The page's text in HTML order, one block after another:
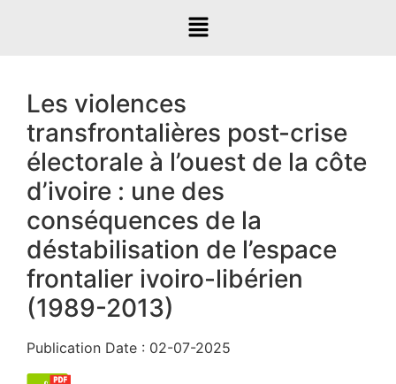
Les violences
transfrontalières post-crise
électorale à l’ouest de la côte
d’ivoire : une des
conséquences de la
déstabilisation de l’espace
frontalier ivoiro-libérien
(1989-2013)
Publication Date : 02-07-2025